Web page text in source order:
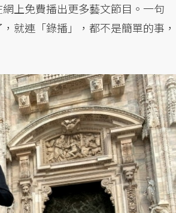
上免費播出更多藝文節目。一句
就連「錄播」，都不是簡單的事，